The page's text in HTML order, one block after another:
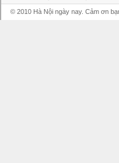
© 2010 Hà Nội ngày nay. Cảm ơn